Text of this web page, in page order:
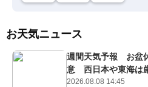
お天気ニュース
週間天気予報 お盆
意 西日本や東海は
2026.08.08 14:45